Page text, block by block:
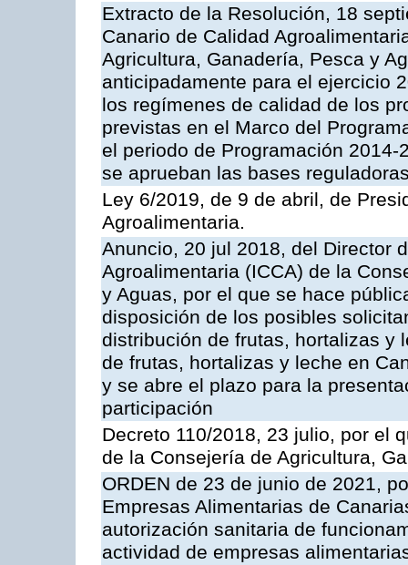
Extracto de la Resolución, 18
Canario de Calidad
Agricultura, Ganadería, Pesca y
anticipadamente para el ejercicio
los regímenes de calidad de los
previstas en el Marco del
el periodo de Programación
se aprueban las bases
Ley 6/2019, de 9 de abril, de
Agroalimentaria.
Anuncio, 20 jul 2018, del Director
Agroalimentaria (ICCA) de la
y Aguas, por el que se hace
disposición de los posibles
distribución de frutas, hortalizas y
de frutas, hortalizas y leche en
y se abre el plazo para la
participación
Decreto 110/2018, 23 julio, por el
de la Consejería de Agricultura,
ORDEN de 23 de junio de 2021,
Empresas Alimentarias de
autorización sanitaria de
actividad de empresas